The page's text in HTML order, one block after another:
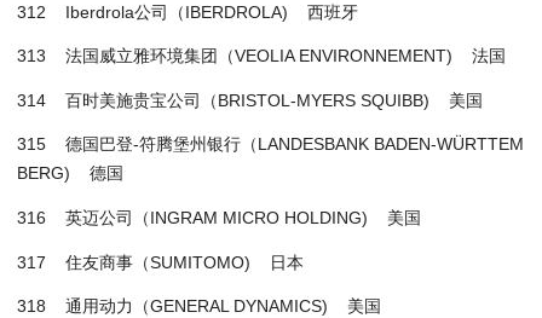
312 Iberdrola公司（IBERDROLA) 西班牙
313 法国威立雅环境集团（VEOLIA ENVIRONNEMENT) 法国
314 百时美施贵宝公司（BRISTOL-MYERS SQUIBB) 美国
315 德国巴登-符腾堡州银行（LANDESBANK BADEN-WÜRTTEM
BERG) 德国
316 英迈公司（INGRAM MICRO HOLDING) 美国
317 住友商事（SUMITOMO) 日本
318 通用动力（GENERAL DYNAMICS) 美国